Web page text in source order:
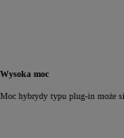
Wysoka moc
Moc hybrydy typu plug‑in może